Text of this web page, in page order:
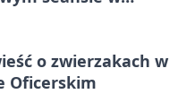
o zwierzakach w
Oficerskim